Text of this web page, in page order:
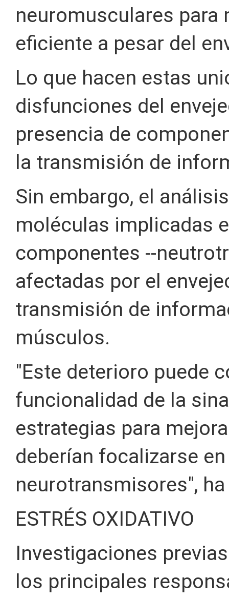
neuromusculares para
eficiente a pesar del
Lo que hacen estas
disfunciones del
presencia de
la transmisión de
Sin embargo, el
moléculas implicadas
componentes --
afectadas por el
transmisión de
músculos.
"Este deterioro puede
funcionalidad de la
estrategias para
deberían focalizarse
neurotransmisores",
ESTRÉS OXIDATIVO
Investigaciones
los principales